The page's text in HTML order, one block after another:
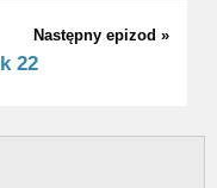
Następny epizod »
22